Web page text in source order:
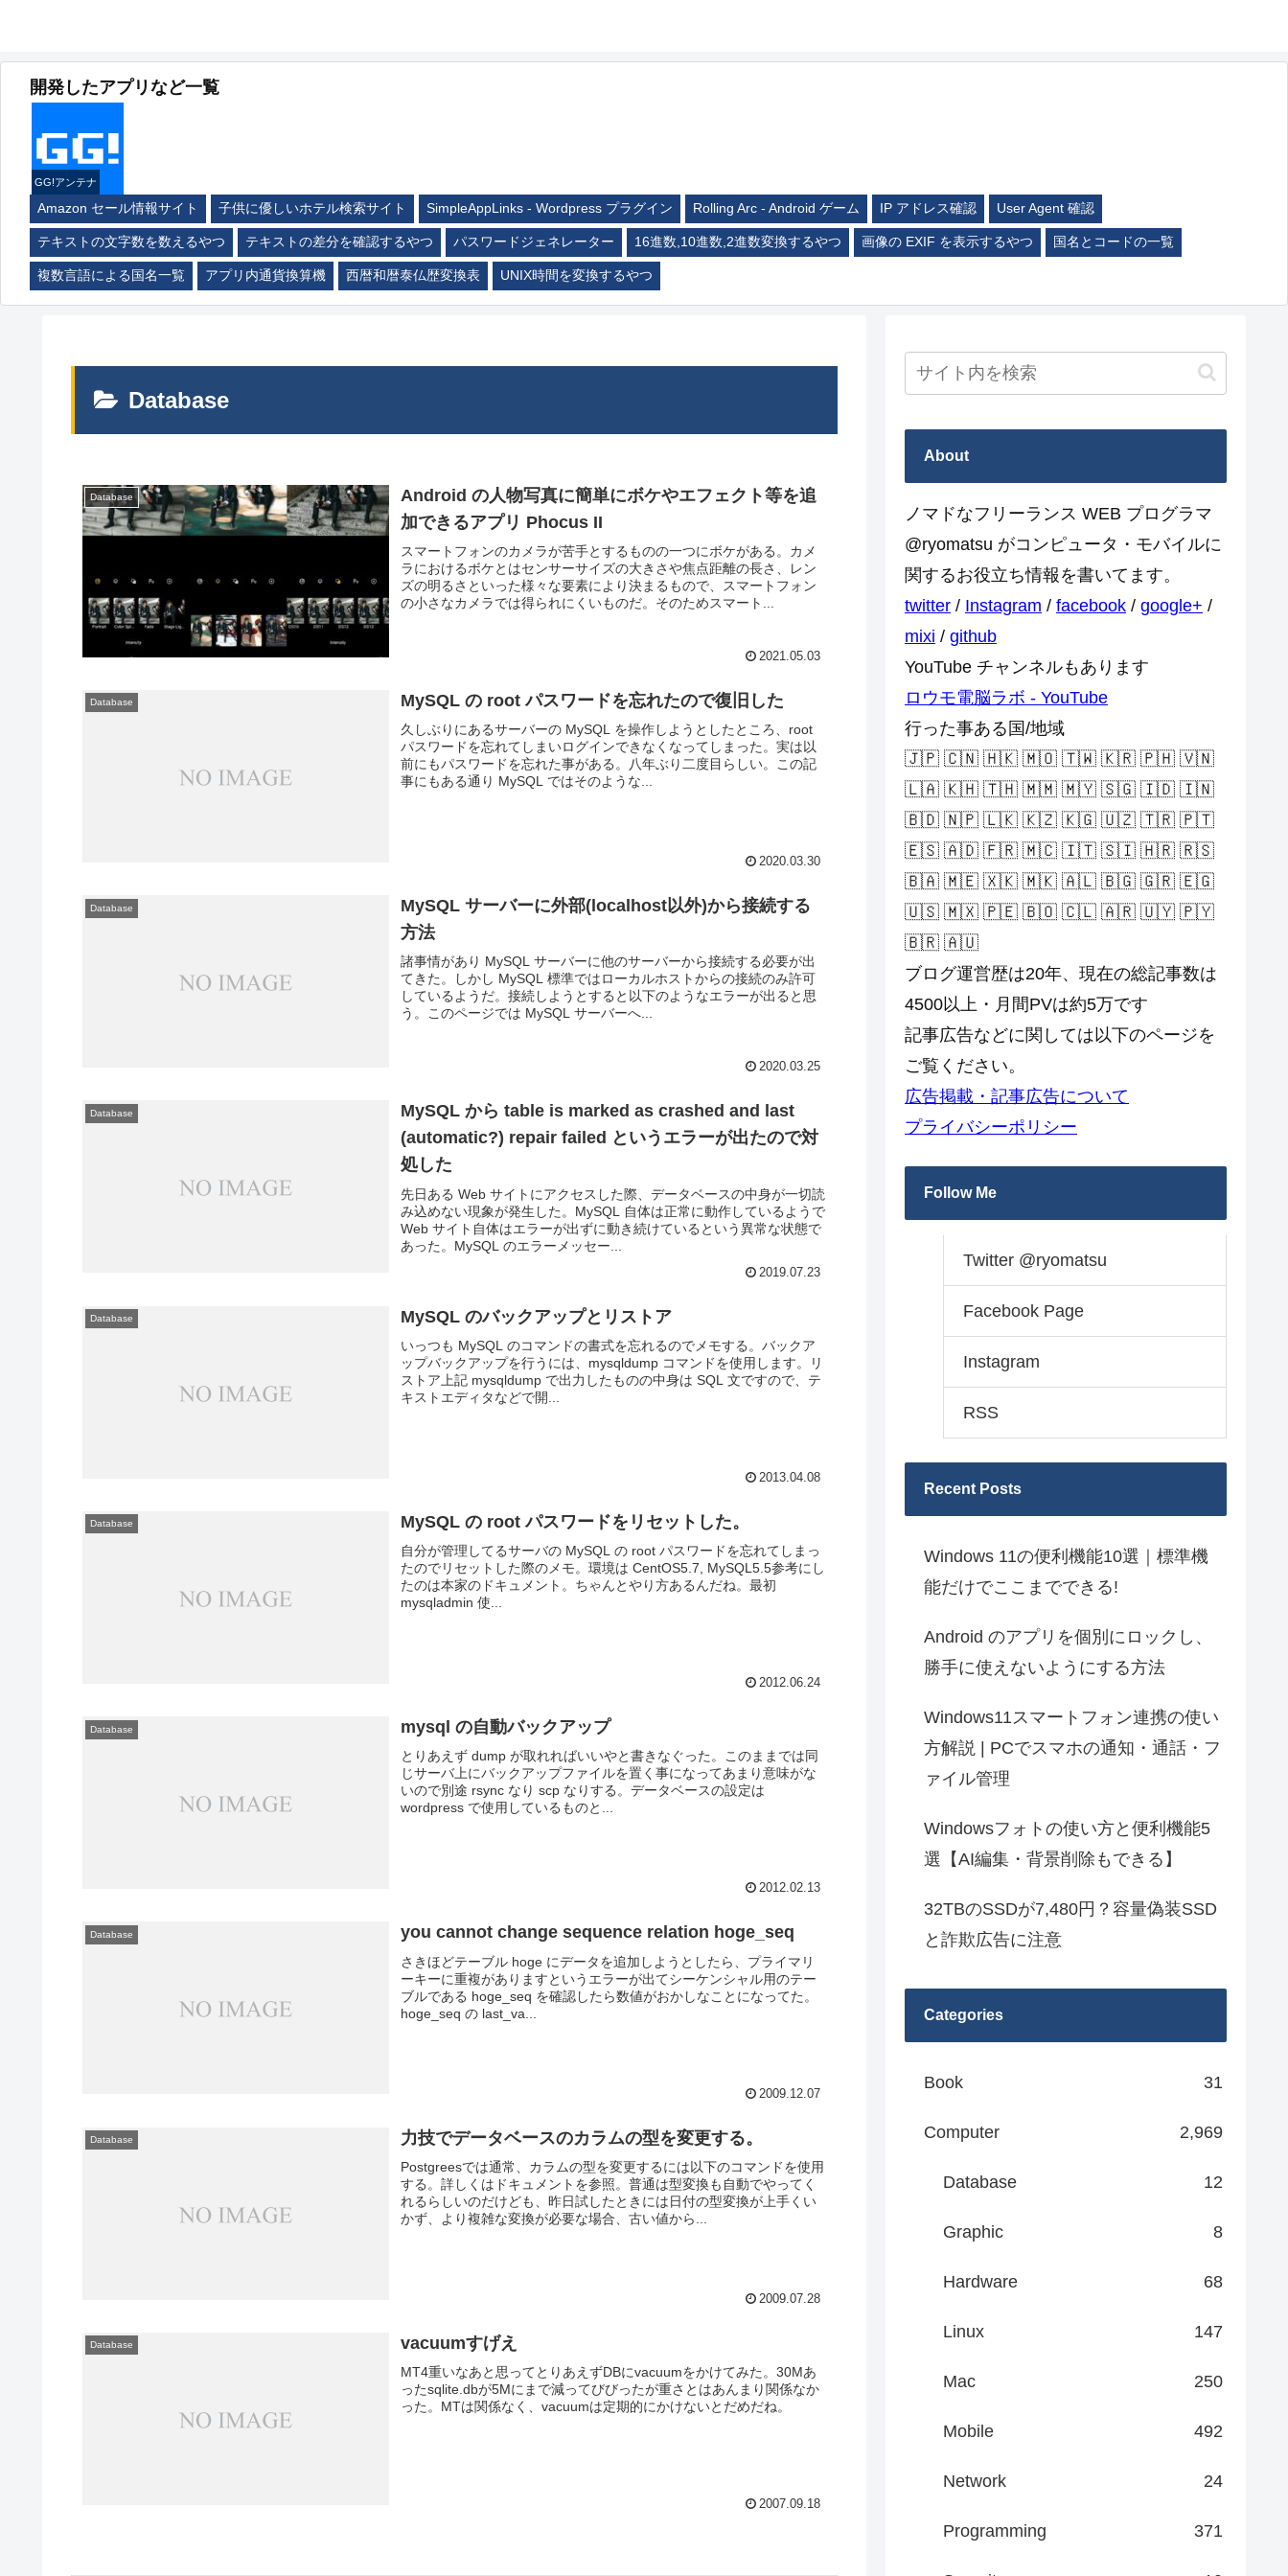
開発したアプリなど一覧
GG!アンテナ
Amazon セール情報サイト 子供に優しいホテル検索サイト SimpleAppLinks - Wordpress プラグイン Rolling Arc - Android ゲーム IP アドレス確認 User Agent 確認
テキストの文字数を数えるやつ テキストの差分を確認するやつ パスワードジェネレーター 16進数,10進数,2進数変換するやつ 画像の EXIF を表示するやつ 国名とコードの一覧
複数言語による国名一覧 アプリ内通貨換算機 西暦和暦泰仏歴変換表 UNIX時間を変換するやつ
Database
Database
Android の人物写真に簡単にボケやエフェクト等を追
加できるアプリ Phocus II
スマートフォンのカメラが苦手とするものの一つにボケがある。カメ
ラにおけるボケとはセンサーサイズの大きさや焦点距離の長さ、レン
ズの明るさといった様々な要素により決まるもので、スマートフォン
の小さなカメラでは得られにくいものだ。そのためスマート...
2021.05.03
Database MySQL の root パスワードを忘れたので復旧した
久しぶりにあるサーバーの MySQL を操作しようとしたところ、root
パスワードを忘れてしまいログインできなくなってしまった。実は以
前にもパスワードを忘れた事がある。八年ぶり二度目らしい。この記
事にもある通り MySQL ではそのような...
2020.03.30
Database
MySQL サーバーに外部(localhost以外)から接続する
方法
諸事情があり MySQL サーバーに他のサーバーから接続する必要が出
てきた。しかし MySQL 標準ではローカルホストからの接続のみ許可
しているようだ。接続しようとすると以下のようなエラーが出ると思
う。このページでは MySQL サーバーへ...
2020.03.25
Database
MySQL から table is marked as crashed and last
(automatic?) repair failed というエラーが出たので対
処した
先日ある Web サイトにアクセスした際、データベースの中身が一切読
み込めない現象が発生した。MySQL 自体は正常に動作しているようで
Web サイト自体はエラーが出ずに動き続けているという異常な状態で
あった。MySQL のエラーメッセー...
2019.07.23
Database MySQL のバックアップとリストア
いっつも MySQL のコマンドの書式を忘れるのでメモする。バックア
ップバックアップを行うには、mysqldump コマンドを使用します。リ
ストア上記 mysqldump で出力したものの中身は SQL 文ですので、テ
キストエディタなどで開...
2013.04.08
Database MySQL の root パスワードをリセットした。
自分が管理してるサーバの MySQL の root パスワードを忘れてしまっ
たのでリセットした際のメモ。環境は CentOS5.7, MySQL5.5参考にし
たのは本家のドキュメント。ちゃんとやり方あるんだね。最初
mysqladmin 使...
2012.06.24
Database mysql の自動バックアップ
とりあえず dump が取れればいいやと書きなぐった。このままでは同
じサーバ上にバックアップファイルを置く事になってあまり意味がな
いので別途 rsync なり scp なりする。データベースの設定は
wordpress で使用しているものと...
2012.02.13
Database you cannot change sequence relation hoge_seq
さきほどテーブル hoge にデータを追加しようとしたら、プライマリ
ーキーに重複がありますというエラーが出てシーケンシャル用のテー
ブルである hoge_seq を確認したら数値がおかしなことになってた。
hoge_seq の last_va...
2009.12.07
Database 力技でデータベースのカラムの型を変更する。
Postgreesでは通常、カラムの型を変更するには以下のコマンドを使用
する。詳しくはドキュメントを参照。普通は型変換も自動でやってく
れるらしいのだけども、昨日試したときには日付の型変換が上手くい
かず、より複雑な変換が必要な場合、古い値から...
2009.07.28
Database vacuumすげえ
MT4重いなあと思ってとりあえずDBにvacuumをかけてみた。30Mあ
ったsqlite.dbが5Mにまで減ってびびったが重さとはあんまり関係なか
った。MTは関係なく、vacuumは定期的にかけないとだめだね。
2007.09.18
About
ノマドなフリーランス WEB プログラマ
@ryomatsu がコンピュータ・モバイルに
関するお役立ち情報を書いてます。
twitter / Instagram / facebook / google+ /
mixi / github
YouTube チャンネルもあります
ロウモ電脳ラボ - YouTube
行った事ある国/地域
🇯🇵 🇨🇳 🇭🇰 🇲🇴 🇹🇼 🇰🇷 🇵🇭 🇻🇳
🇱🇦 🇰🇭 🇹🇭 🇲🇲 🇲🇾 🇸🇬 🇮🇩 🇮🇳
🇧🇩 🇳🇵 🇱🇰 🇰🇿 🇰🇬 🇺🇿 🇹🇷 🇵🇹
🇪🇸 🇦🇩 🇫🇷 🇲🇨 🇮🇹 🇸🇮 🇭🇷 🇷🇸
🇧🇦 🇲🇪 🇽🇰 🇲🇰 🇦🇱 🇧🇬 🇬🇷 🇪🇬
🇺🇸 🇲🇽 🇵🇪 🇧🇴 🇨🇱 🇦🇷 🇺🇾 🇵🇾
🇧🇷 🇦🇺
ブログ運営歴は20年、現在の総記事数は
4500以上・月間PVは約5万です
記事広告などに関しては以下のページを
ご覧ください。
広告掲載・記事広告について
プライバシーポリシー
Follow Me
Twitter @ryomatsu
Facebook Page
Instagram
RSS
Recent Posts
Windows 11の便利機能10選｜標準機
能だけでここまでできる!
Android のアプリを個別にロックし、
勝手に使えないようにする方法
Windows11スマートフォン連携の使い
方解説 | PCでスマホの通知・通話・フ
ァイル管理
Windowsフォトの使い方と便利機能5
選【AI編集・背景削除もできる】
32TBのSSDが7,480円？容量偽装SSD
と詐欺広告に注意
Categories
Book 31
Computer 2,969
Database 12
Graphic 8
Hardware 68
Linux 147
Mac 250
Mobile 492
Network 24
Programming 371